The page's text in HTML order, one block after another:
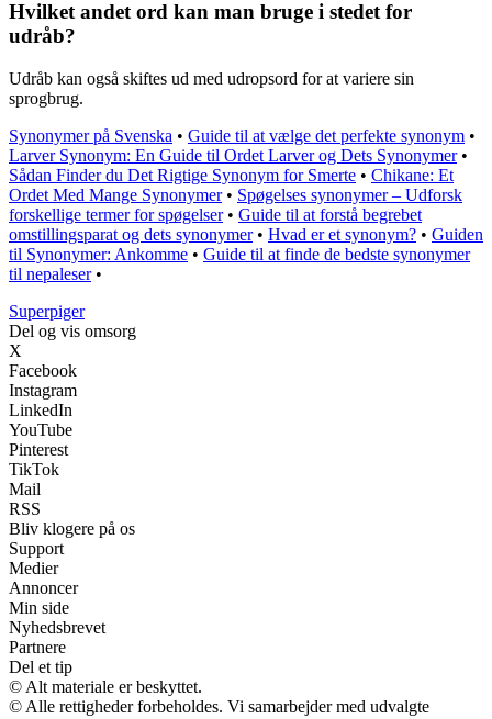
Hvilket andet ord kan man bruge i stedet for
udråb?
Udråb kan også skiftes ud med udropsord for at variere sin
sprogbrug.
Synonymer på Svenska • Guide til at vælge det perfekte synonym •
Larver Synonym: En Guide til Ordet Larver og Dets Synonymer•
Sådan Finder du Det Rigtige Synonym for Smerte • Chikane: Et
Ordet Med Mange Synonymer• Spøgelses synonymer – Udforsk
forskellige termer for spøgelser• Guide til at forstå begrebet
omstillingsparat og dets synonymer• Hvad er et synonym? • Guiden
til Synonymer: Ankomme • Guide til at finde de bedste synonymer
til nepaleser•
Superpiger
Del og vis omsorg
X
Facebook
Instagram
LinkedIn
YouTube
Pinterest
TikTok
Mail
RSS
Bliv klogere på os
Support
Medier
Annoncer
Min side
Nyhedsbrevet
Partnere
Del et tip
© Alt materiale er beskyttet.
© Alle rettigheder forbeholdes. Vi samarbejder med udvalgte